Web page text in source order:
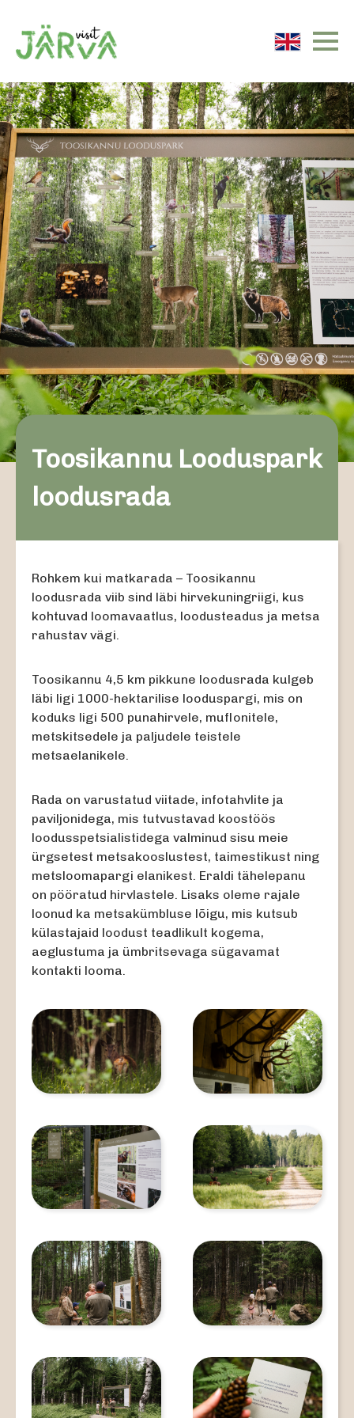
Järvamaa turismiinfo
Toosikannu Looduspark
loodusrada
Rohkem kui matkarada – Toosikannu
loodusrada viib sind läbi hirvekuningriigi, kus
kohtuvad loomavaatlus, loodusteadus ja metsa
rahustav vägi.
Toosikannu 4,5 km pikkune loodusrada kulgeb
läbi ligi 1000-hektarilise looduspargi, mis on
koduks ligi 500 punahirvele, muflonitele,
metskitsedele ja paljudele teistele
metsaelanikele.
Rada on varustatud viitade, infotahvlite ja
paviljonidega, mis tutvustavad koostöös
loodusspetsialistidega valminud sisu meie
ürgsetest metsakooslustest, taimestikust ning
metsloomapargi elanikest. Eraldi tähelepanu
on pööratud hirvlastele. Lisaks oleme rajale
loonud ka metsakümbluse lõigu, mis kutsub
külastajaid loodust teadlikult kogema,
aeglustuma ja ümbritsevaga sügavamat
kontakti looma.